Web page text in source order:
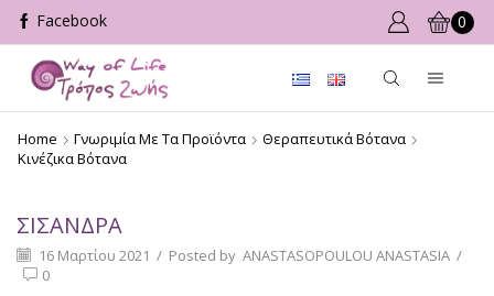
0
Home Γνωριμία Με Τα Προϊόντα
Θεραπευτικά Βότανα
Κινέζικα Βότανα
ΣΙΣΑΝΔΡΑ
16 Μαρτίου 2021 / Posted by ANASTASOPOULOU ANASTASIA /
0